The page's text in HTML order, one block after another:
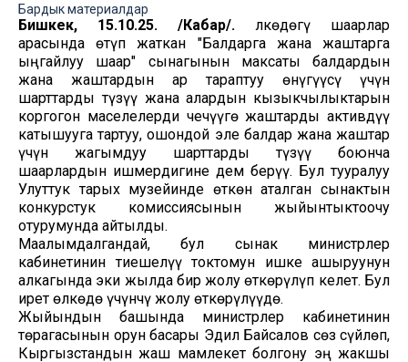
Бардык материалдар
Бишкек, 15.10.25. /Кабар/. Өлкөдөгү шаарлар
арасында өтүп жаткан "Балдарга жана жаштарга
ыңгайлуу шаар" сынагынын максаты балдардын
жана жаштардын ар тараптуу өнүгүүсү үчүн
шарттарды түзүү жана алардын кызыкчылыктарын
коргогон маселелерди чечүүгө жаштарды активдүү
катышууга тартуу, ошондой эле балдар жана жаштар
үчүн жагымдуу шарттарды түзүү боюнча
шаарлардын ишмердигине дем берүү. Бул тууралуу
Улуттук тарых музейинде өткөн аталган сынактын
конкурстук комиссиясынын жыйынтыктоочу
отурумунда айтылды.
Маалымдалгандай, бул сынак министрлер
кабинетинин тиешелүү токтомун ишке ашыруунун
алкагында эки жылда бир жолу өткөрүлүп келет. Бул
ирет өлкөдө үчүнчү жолу өткөрүлүүдө.
Жыйындын башында министрлер кабинетинин
төрагасынын орун басары Эдил Байсалов сөз сүйлөп,
Кыргызстандын жаш мамлекет болгону эң жакшы